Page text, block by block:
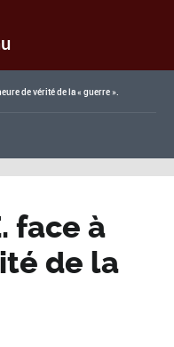
de vérité de la « guerre ».
face à
de la